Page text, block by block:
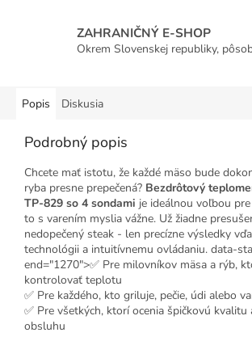
ZAHRANIČNÝ E-SHOP
Okrem Slovenskej republiky,
Popis Diskusia
Podrobný popis
Chcete mať istotu, že každé mäso bude
ryba presne prepečená? Bezdrôtový
TP-829 so 4 sondami je ideálnou voľbou
to s varením myslia vážne. Už žiadne
nedopečený steak - len precízne výsledky
technológii a intuitívnemu ovládaniu. data-
end="1270">✅ Pre milovníkov mäsa a rýb,
kontrolovať teplotu
✅ Pre každého, kto griluje, pečie, údi alebo
✅ Pre všetkých, ktorí ocenia špičkovú kvalitu
obsluhu